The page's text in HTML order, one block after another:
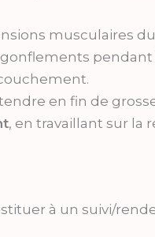
musculaires
pendant
en fin de
, en travaillant sur la
à un suivi/